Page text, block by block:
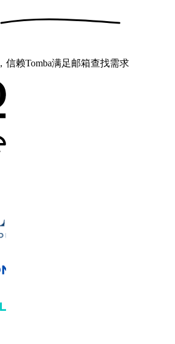
，信赖Tomba满足邮箱查找需求